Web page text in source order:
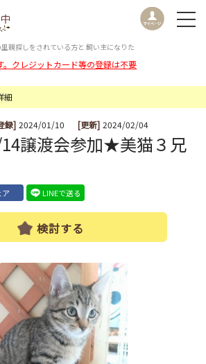
親探しをされている方と 飼い主になりた
クレジットカード等の登録は不要
細
録] 2024/01/10 [更新] 2024/02/04
譲渡会参加★美猫３兄
ア LINEで送る
検討する